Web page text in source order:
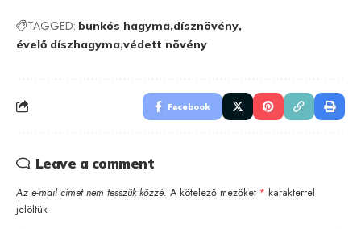
TAGGED: bunkós hagyma dísznövény
évelő díszhagyma védett növény
Facebook
Leave a comment
Az e-mail címet nem tesszük közzé. A kötelező mezőket * karakterrel
jelöltük